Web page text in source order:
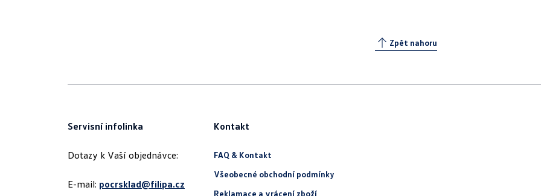
Zpět nahoru
Servisní infolinka
Dotazy k Vaší objednávce:
E-mail: pocrsklad@filipa.cz
Kontakt
FAQ & Kontakt
Všeobecné obchodní podmínky
Reklamace a vrácení zboží